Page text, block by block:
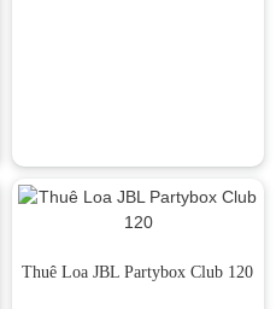
Thuê Loa JBL Partybox Club 120